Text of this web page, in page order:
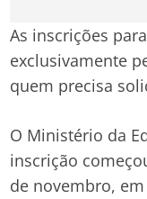
As inscrições
exclusivamente
quem precisa
O Ministério da
inscrição
de novembro,